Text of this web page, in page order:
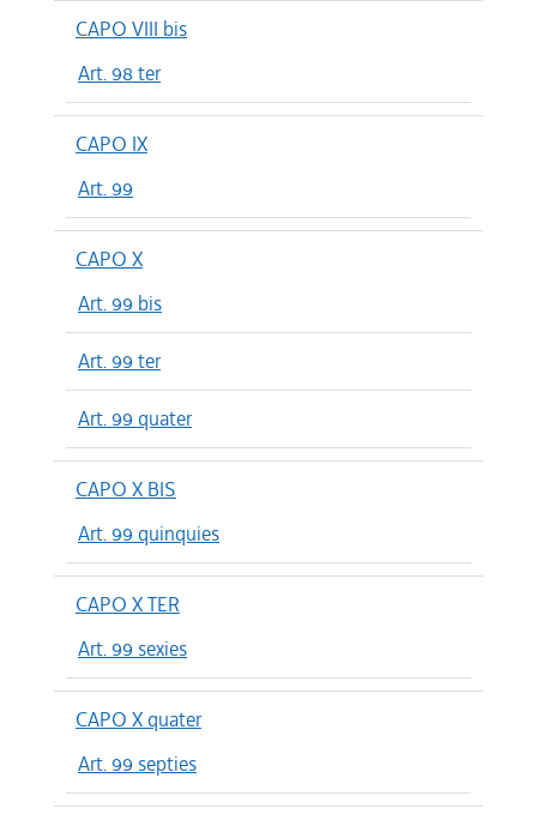
CAPO VIII bis
Art. 98 ter
CAPO IX
Art. 99
CAPO X
Art. 99 bis
Art. 99 ter
Art. 99 quater
CAPO X BIS
Art. 99 quinquies
CAPO X TER
Art. 99 sexies
CAPO X quater
Art. 99 septies